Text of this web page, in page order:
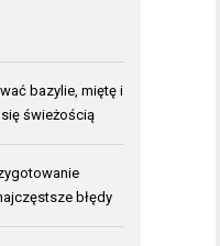
bazylie, miętę i
świeżością
błędy